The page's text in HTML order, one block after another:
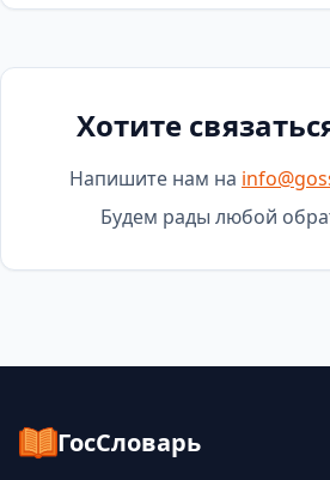
Хотите
Напишите нам на
Будем рады любой
ГосСловарь